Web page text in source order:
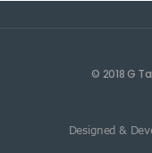
© 2018 G
Designed &